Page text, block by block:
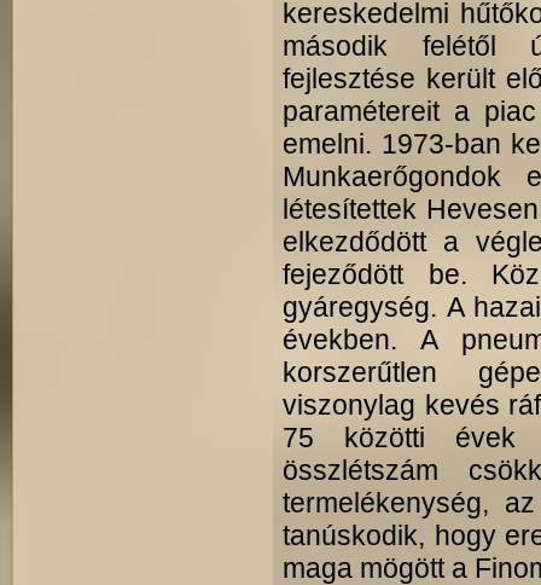
kereskedelmi
második felétől
fejlesztése került
paramétereit a
emelni. 1973-ban
Munkaerőgondok
létesítettek
elkezdődött a
fejeződött be.
gyáregység. A
években. A
korszerűtlen
viszonylag kevés
75 közötti évek
összlétszám
termelékenység,
tanúskodik, hogy
maga mögött a